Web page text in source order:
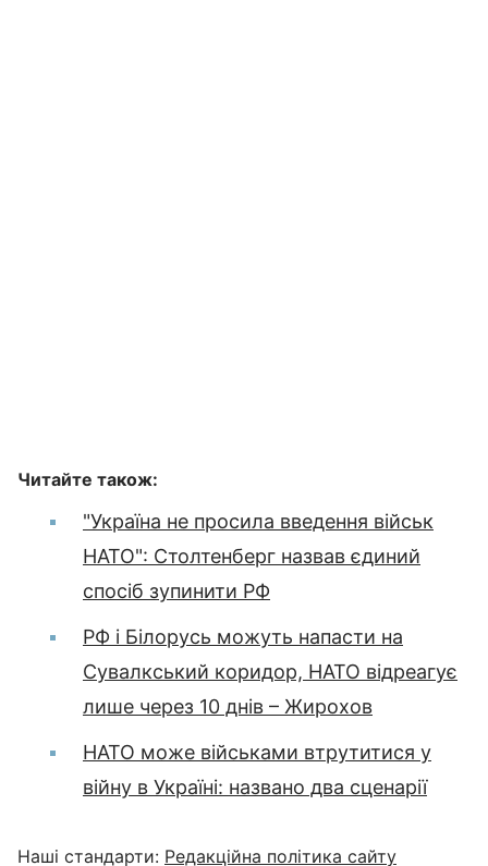
Читайте також:
"Україна не просила введення військ
НАТО": Столтенберг назвав єдиний
спосіб зупинити РФ
РФ і Білорусь можуть напасти на
Сувалкський коридор, НАТО відреагує
лише через 10 днів – Жирохов
НАТО може військами втрутитися у
війну в Україні: названо два сценарії
Наші стандарти: Редакційна політика сайту